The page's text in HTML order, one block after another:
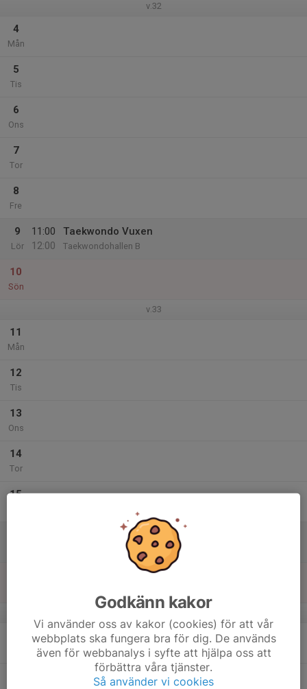
v.32
4
Mån
5
Tis
6
Ons
7
Tor
8
Fre
9
Lör
11:00
12:00
Taekwondo Vuxen
Taekwondohallen B
10
Sön
v.33
11
Mån
12
Tis
13
Ons
14
Tor
15
Taekwondo Vuxen
Taekwondohallen B
Godkänn kakor
Vi använder oss av kakor (cookies) för att vår
webbplats ska fungera bra för dig. De används
även för webbanalys i syfte att hjälpa oss att
förbättra våra tjänster.
Så använder vi cookies